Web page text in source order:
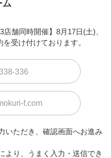
ム
舗同時開催】8月17日(土)、
受け付けております。
336
f.com
いただき、確認画面へお進み
より、うまく入力・送信でき